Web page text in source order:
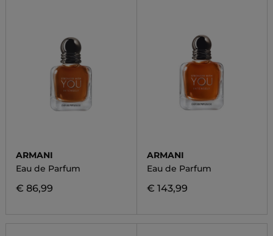
ARMANI
Eau de Parfum
€ 86,99
ARMANI
Eau de Parfum
€ 143,99